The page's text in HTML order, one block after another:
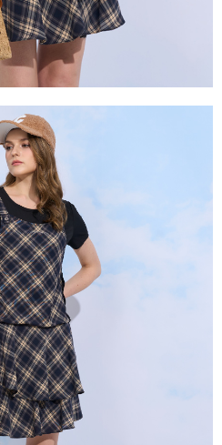
依據個別帳號之用戶狀況，依本公司即
額度不足之情形，本公司將視審查結果
人資訊註冊。若發現惡意使用之情形，